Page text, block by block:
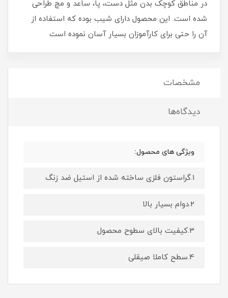
در مناطق کوچک بدن مثل دست، پا، ساعد و مچ طراحی
شده است. این محصول دارای شیب بوده که استفاده از
آن را حتی برای کارآموزان بسیار آسان نموده است
مشخصات
دیدگاه‌ها
ویژگی های محصول:
1.گراستون فلزی ساخته شده از استیل ضد زنگ
2.دوام بسیار بالا
3.کیفیت بالای سطوح محصول
4.سطح کاملا صیقلی